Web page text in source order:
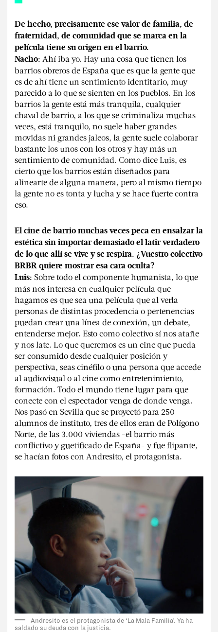
De hecho, precisamente ese valor de familia, de
fraternidad, de comunidad que se marca en la
película tiene su origen en el barrio.
Nacho: Ahí iba yo. Hay una cosa que tienen los
barrios obreros de España que es que la gente que
es de ahí tiene un sentimiento identitario, muy
parecido a lo que se sienten en los pueblos. En los
barrios la gente está más tranquila, cualquier
chaval de barrio, a los que se criminaliza muchas
veces, está tranquilo, no suele haber grandes
movidas ni grandes jaleos, la gente suele colaborar
bastante los unos con los otros y hay más un
sentimiento de comunidad. Como dice Luis, es
cierto que los barrios están diseñados para
alinearte de alguna manera, pero al mismo tiempo
la gente no es tonta y lucha y se hace fuerte contra
eso.
El cine de barrio muchas veces peca en ensalzar la
estética sin importar demasiado el latir verdadero
de lo que allí se vive y se respira. ¿Vuestro colectivo
BRBR quiere mostrar esa cara oculta?
Luis: Sobre todo el componente humanista, lo que
más nos interesa en cualquier película que
hagamos es que sea una película que al verla
personas de distintas procedencia o pertenencias
puedan crear una línea de conexión, un debate,
entenderse mejor. Esto como colectivo sí nos atañe
y nos late. Lo que queremos es un cine que pueda
ser consumido desde cualquier posición y
perspectiva, seas cinéfilo o una persona que accede
al audiovisual o al cine como entretenimiento,
formación. Todo el mundo tiene lugar para que
conecte con el espectador venga de donde venga.
Nos pasó en Sevilla que se proyectó para 250
alumnos de instituto, tres de ellos eran de Polígono
Norte, de las 3.000 viviendas -el barrio más
conflictivo y guetificado de España- y fue flipante,
se hacían fotos con Andresito, el protagonista.
Andresito es el protagonista de ‘La Mala Familia’. Ya ha
saldado su deuda con la justicia.